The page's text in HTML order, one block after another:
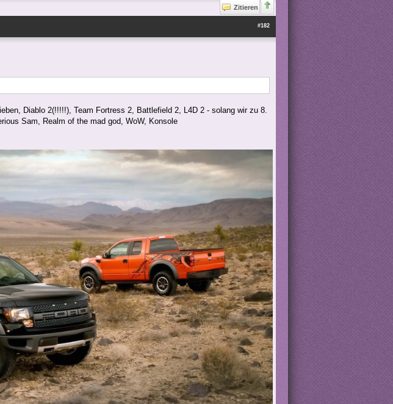
Zitieren
#182
Diablo 2(!!!!!), Team Fortress 2, Battlefield 2, L4D 2 - solang wir zu 8.
Sam, Realm of the mad god, WoW, Konsole